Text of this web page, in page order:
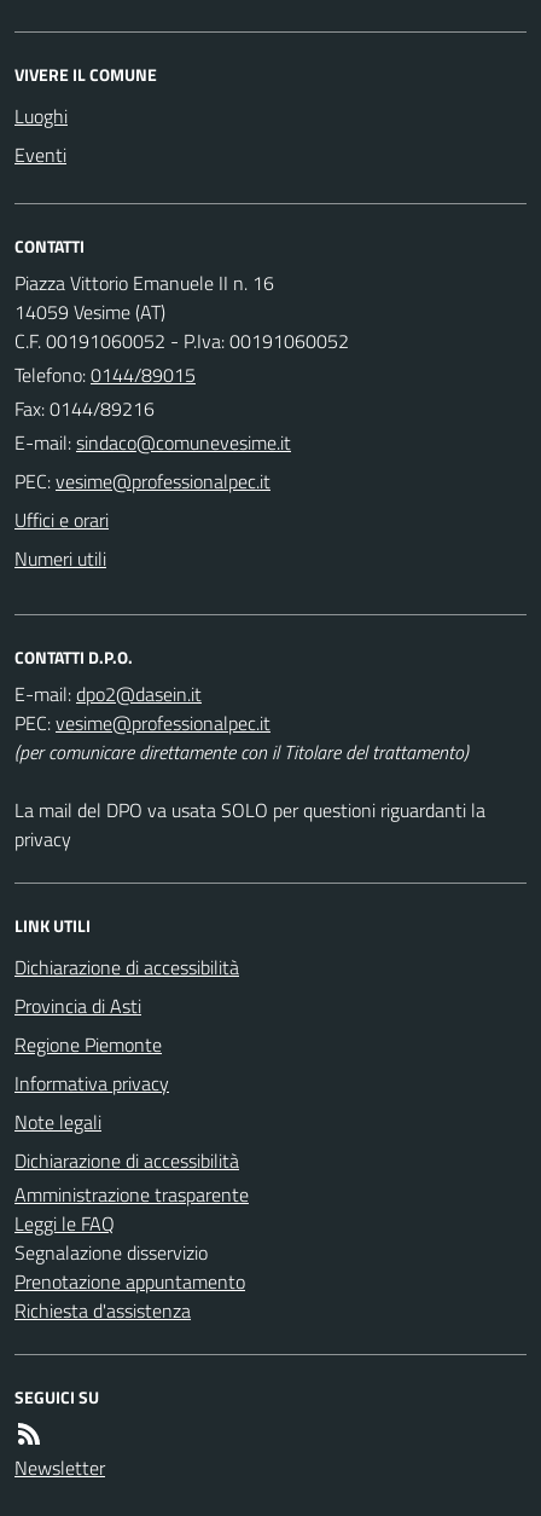
VIVERE IL COMUNE
Luoghi
Eventi
CONTATTI
Piazza Vittorio Emanuele II n. 16
14059 Vesime (AT)
C.F. 00191060052 - P.Iva: 00191060052
Telefono:0144/89015
Fax: 0144/89216
E-mail:
PEC:
Uffici e orari
Numeri utili
CONTATTI D.P.O.
E-mail:
PEC:
(per comunicare direttamente con il Titolare del trattamento)
La mail del DPO va usata SOLO per questioni riguardanti la
privacy
LINK UTILI
Dichiarazione di accessibilità
Provincia di Asti
Regione Piemonte
Informativa privacy
Note legali
Dichiarazione di accessibilità
Amministrazione trasparente
Leggi le FAQ
Segnalazione disservizio
Prenotazione appuntamento
Richiesta d'assistenza
SEGUICI SU
Newsletter